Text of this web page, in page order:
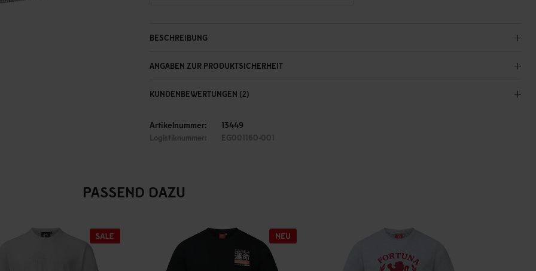
BESCHREIBUNG
ANGABEN ZUR PRODUKTSICHERHEIT
KUNDENBEWERTUNGEN (2)
Artikelnummer: 13449
Logistiknummer: EG001160-001
PASSEND DAZU